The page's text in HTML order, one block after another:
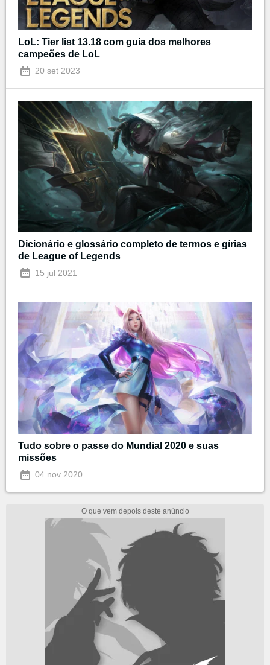
LoL: Tier list 13.18 com guia dos melhores
campeões de LoL
20 set 2023
Dicionário e glossário completo de termos e gírias
de League of Legends
15 jul 2021
Tudo sobre o passe do Mundial 2020 e suas
missões
04 nov 2020